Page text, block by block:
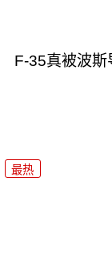
F-35真被波斯
最热